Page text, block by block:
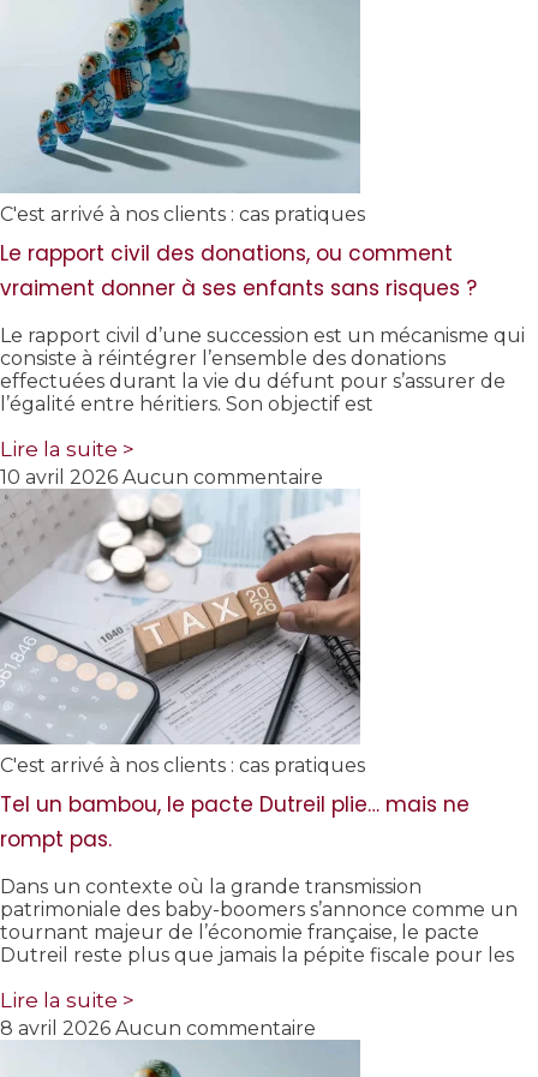
C'est arrivé à nos clients : cas pratiques
Le rapport civil des donations, ou comment
vraiment donner à ses enfants sans risques ?
Le rapport civil d’une succession est un mécanisme qui
consiste à réintégrer l’ensemble des donations
effectuées durant la vie du défunt pour s’assurer de
l’égalité entre héritiers. Son objectif est
Lire la suite >
10 avril 2026 Aucun commentaire
C'est arrivé à nos clients : cas pratiques
Tel un bambou, le pacte Dutreil plie… mais ne
rompt pas.
Dans un contexte où la grande transmission
patrimoniale des baby-boomers s’annonce comme un
tournant majeur de l’économie française, le pacte
Dutreil reste plus que jamais la pépite fiscale pour les
Lire la suite >
8 avril 2026 Aucun commentaire